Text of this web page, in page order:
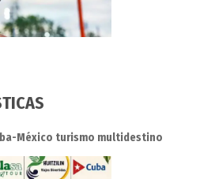
México turismo multidestino